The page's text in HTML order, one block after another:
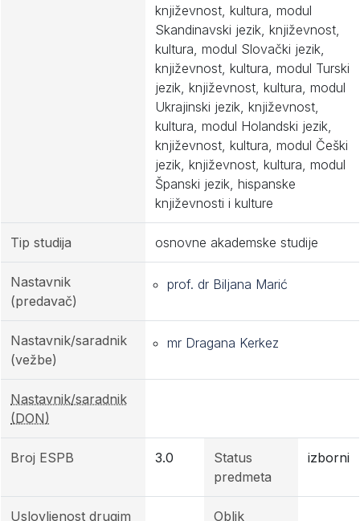
književnost, kultura, modul
Skandinavski jezik, književnost,
kultura, modul Slovački jezik,
književnost, kultura, modul Turski
jezik, književnost, kultura, modul
Ukrajinski jezik, književnost,
kultura, modul Holandski jezik,
književnost, kultura, modul Češki
jezik, književnost, kultura, modul
Španski jezik, hispanske
književnosti i kulture
Tip studija osnovne akademske studije
Nastavnik
(predavač)
prof. dr Biljana Marić
Nastavnik/saradnik
(vežbe)
mr Dragana Kerkez
Nastavnik/saradnik
(DON)
Broj ESPB 3.0
Status
predmeta
izborni
Uslovljenost drugim Oblik